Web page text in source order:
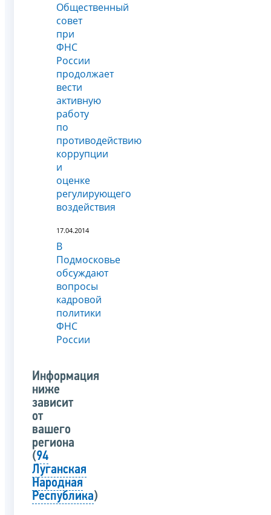
Общественный
совет
при
ФНС
России
продолжает
вести
активную
работу
по
противодействию
коррупции
и
оценке
регулирующего
воздействия
17.04.2014
В
Подмосковье
обсуждают
вопросы
кадровой
политики
ФНС
России
Информация
ниже
зависит
от
вашего
региона
(94
Луганская
Народная
Республика)